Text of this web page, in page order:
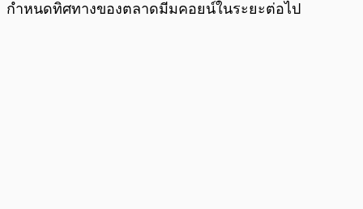
กำหนดทิศทางของตลาดมีมคอยน์ในระยะต่อไป